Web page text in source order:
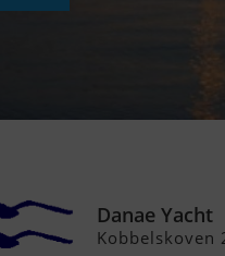
Danae Yacht
Kobbelskoven